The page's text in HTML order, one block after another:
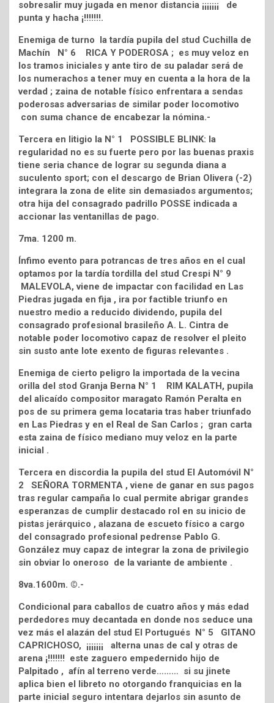
sobresalir muy jugada en menor distancia ¡¡¡¡¡¡¡ de
punta y hacha ¡!!!!!!!.
Enemiga de turno la tardía pupila del stud Cuchilla de
Machín N° 6 RICA Y PODEROSA ; es muy veloz en
los tramos iniciales y ante tiro de su paladar será de
los numerachos a tener muy en cuenta a la hora de la
verdad ; zaina de notable físico enfrentara a sendas
poderosas adversarias de similar poder locomotivo
con suma chance de encabezar la nómina.-
Tercera en litigio la N° 1 POSSIBLE BLINK: la
regularidad no es su fuerte pero por las buenas praxis
tiene seria chance de lograr su segunda diana a
suculento sport; con el descargo de Brian Olivera (-2)
integrara la zona de elite sin demasiados argumentos;
otra hija del consagrado padrillo POSSE indicada a
accionar las ventanillas de pago.
7ma. 1200 m.
Ínfimo evento para potrancas de tres años en el cual
optamos por la tardía tordilla del stud Crespi N° 9
MALEVOLA, viene de impactar con facilidad en Las
Piedras jugada en fija , ira por factible triunfo en
nuestro medio a reducido dividendo, pupila del
consagrado profesional brasileño A. L. Cintra de
notable poder locomotivo capaz de resolver el pleito
sin susto ante lote exento de figuras relevantes .
Enemiga de cierto peligro la importada de la vecina
orilla del stod Granja Berna N° 1 RIM KALATH, pupila
del alicaído compositor maragato Ramón Peralta en
pos de su primera gema locataria tras haber triunfado
en Las Piedras y en el Real de San Carlos ; gran carta
esta zaina de físico mediano muy veloz en la parte
inicial .
Tercera en discordia la pupila del stud El Automóvil N°
2 SEÑORA TORMENTA , viene de ganar en sus pagos
tras regular campaña lo cual permite abrigar grandes
esperanzas de cumplir destacado rol en su inicio de
pistas jerárquico , alazana de escueto físico a cargo
del consagrado profesional pedrense Pablo G.
González muy capaz de integrar la zona de privilegio
sin obviar lo oneroso de la variante de ambiente .
8va.1600m. ©.-
Condicional para caballos de cuatro años y más edad
perdedores muy decantada en donde nos seduce una
vez más el alazán del stud El Portugués N° 5 GITANO
CAPRICHOSO, ¡¡¡¡¡¡¡ alterna unas de cal y otras de
arena ¡!!!!!!! este zaguero empedernido hijo de
Palpitado , afín al terreno verde……… si su jinete
aplica bien el libreto no otorgando franquicias en la
parte inicial seguro intentara dejarlos sin asunto de